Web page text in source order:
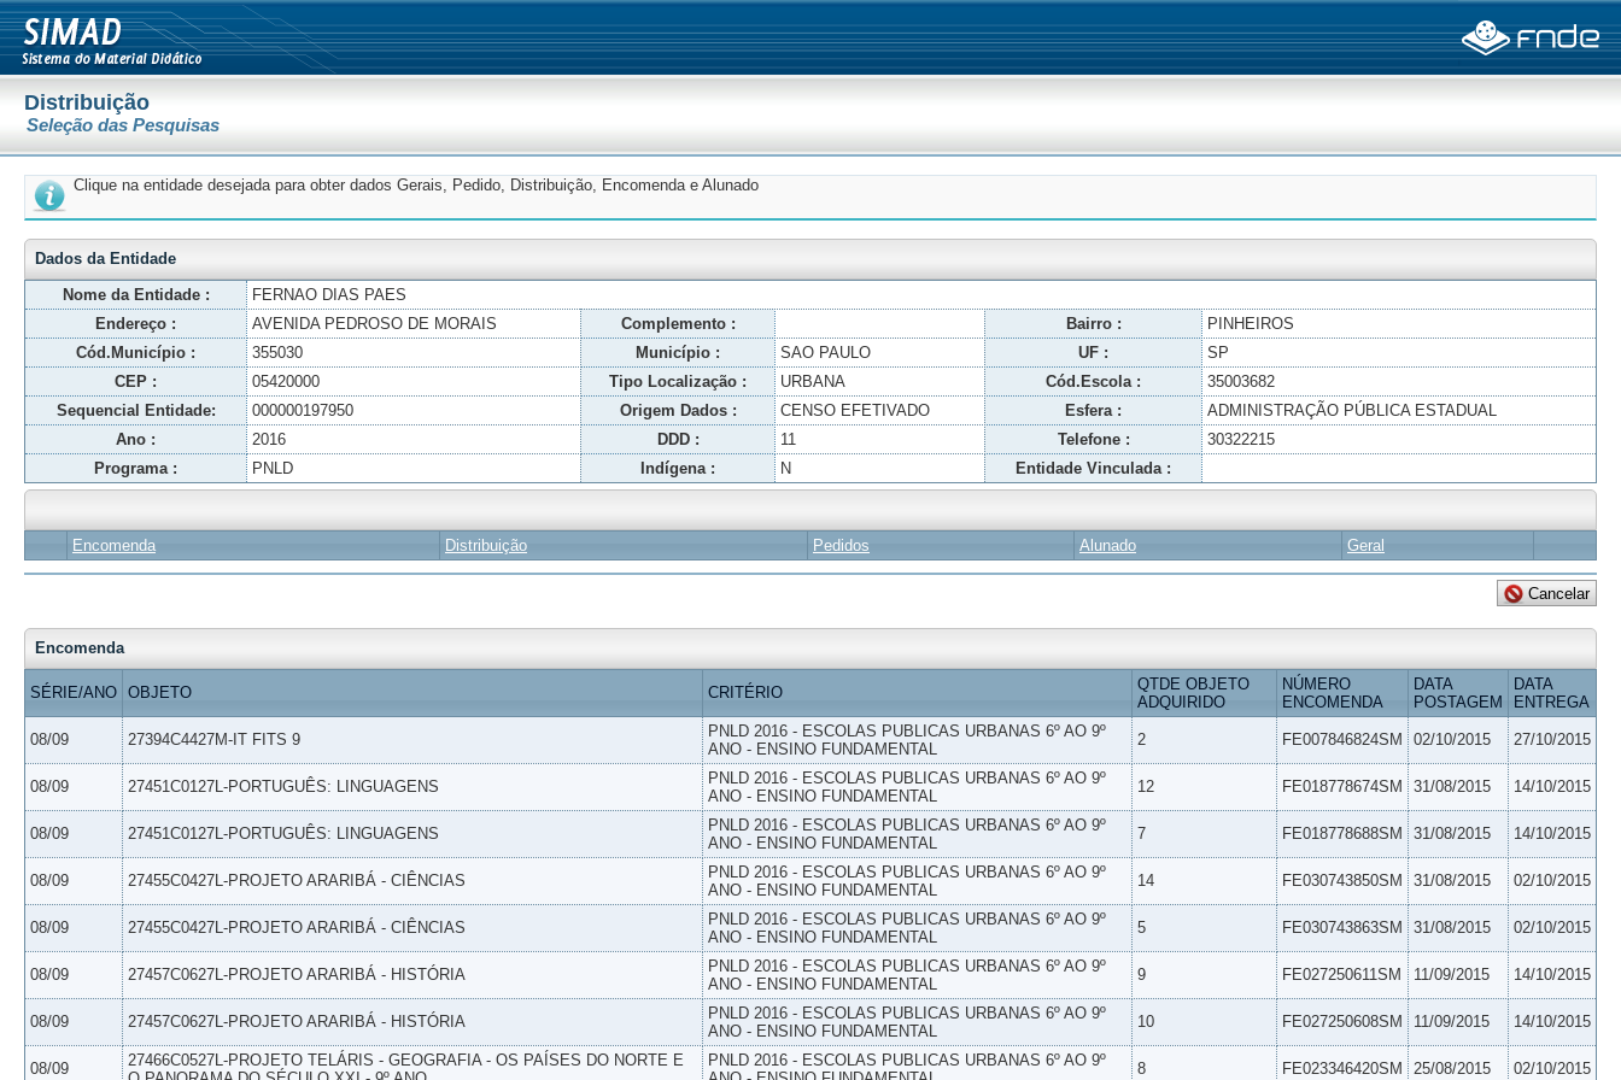
Distribuição
Seleção das Pesquisas
Clique na entidade desejada para obter dados Gerais, Pedido, Distribuição, Encomenda e Alunado
Dados da Entidade
Nome da Entidade :
FERNAO DIAS PAES
Endereço :
AVENIDA PEDROSO DE MORAIS Complemento : Bairro :
PINHEIROS
Cód.Município :
355030 Município : SAO PAULO UF :
SP
CEP :
05420000 Tipo Localização : URBANA Cód.Escola :
35003682
Sequencial Entidade:
000000197950 Origem Dados : CENSO EFETIVADO Esfera :
ADMINISTRAÇÃO PÚBLICA ESTADUAL
Ano :
2016 DDD : 11 Telefone :
30322215
Programa :
PNLD Indígena : N Entidade Vinculada :
Encomenda Distribuição Pedidos Alunado Geral
Encomenda
SÉRIE/ANO OBJETO CRITÉRIO
QTDE OBJETO
ADQUIRIDO
NÚMERO
ENCOMENDA
DATA
POSTAGEM
DATA
ENTREGA
08/09 27394C4427M-IT FITS 9
PNLD 2016 - ESCOLAS PUBLICAS URBANAS 6º AO 9º
ANO - ENSINO FUNDAMENTAL
2 FE007846824SM 02/10/2015 27/10/2015
08/09 27451C0127L-PORTUGUÊS: LINGUAGENS
PNLD 2016 - ESCOLAS PUBLICAS URBANAS 6º AO 9º
ANO - ENSINO FUNDAMENTAL
12 FE018778674SM 31/08/2015 14/10/2015
08/09 27451C0127L-PORTUGUÊS: LINGUAGENS
PNLD 2016 - ESCOLAS PUBLICAS URBANAS 6º AO 9º
ANO - ENSINO FUNDAMENTAL
7 FE018778688SM 31/08/2015 14/10/2015
08/09 27455C0427L-PROJETO ARARIBÁ - CIÊNCIAS
PNLD 2016 - ESCOLAS PUBLICAS URBANAS 6º AO 9º
ANO - ENSINO FUNDAMENTAL
14 FE030743850SM 31/08/2015 02/10/2015
08/09 27455C0427L-PROJETO ARARIBÁ - CIÊNCIAS
PNLD 2016 - ESCOLAS PUBLICAS URBANAS 6º AO 9º
ANO - ENSINO FUNDAMENTAL
5 FE030743863SM 31/08/2015 02/10/2015
08/09 27457C0627L-PROJETO ARARIBÁ - HISTÓRIA
PNLD 2016 - ESCOLAS PUBLICAS URBANAS 6º AO 9º
ANO - ENSINO FUNDAMENTAL
9 FE027250611SM 11/09/2015 14/10/2015
08/09 27457C0627L-PROJETO ARARIBÁ - HISTÓRIA
PNLD 2016 - ESCOLAS PUBLICAS URBANAS 6º AO 9º
ANO - ENSINO FUNDAMENTAL
10 FE027250608SM 11/09/2015 14/10/2015
08/09
27466C0527L-PROJETO TELÁRIS - GEOGRAFIA - OS PAÍSES DO NORTE E
PNLD 2016 - ESCOLAS PUBLICAS URBANAS 6º AO 9º
8 FE023346420SM 25/08/2015 02/10/2015